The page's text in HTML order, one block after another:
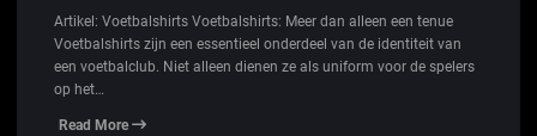
Artikel: Voetbalshirts Voetbalshirts: Meer dan alleen een tenue
Voetbalshirts zijn een essentieel onderdeel van de identiteit van
een voetbalclub. Niet alleen dienen ze als uniform voor de spelers
op het…
Read More